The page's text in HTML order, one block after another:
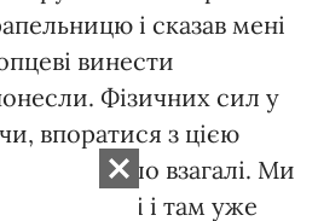
і сказав мені
винести
Фізичних сил у
впоратися з цією
не було взагалі. Ми
до вулиці і там уже